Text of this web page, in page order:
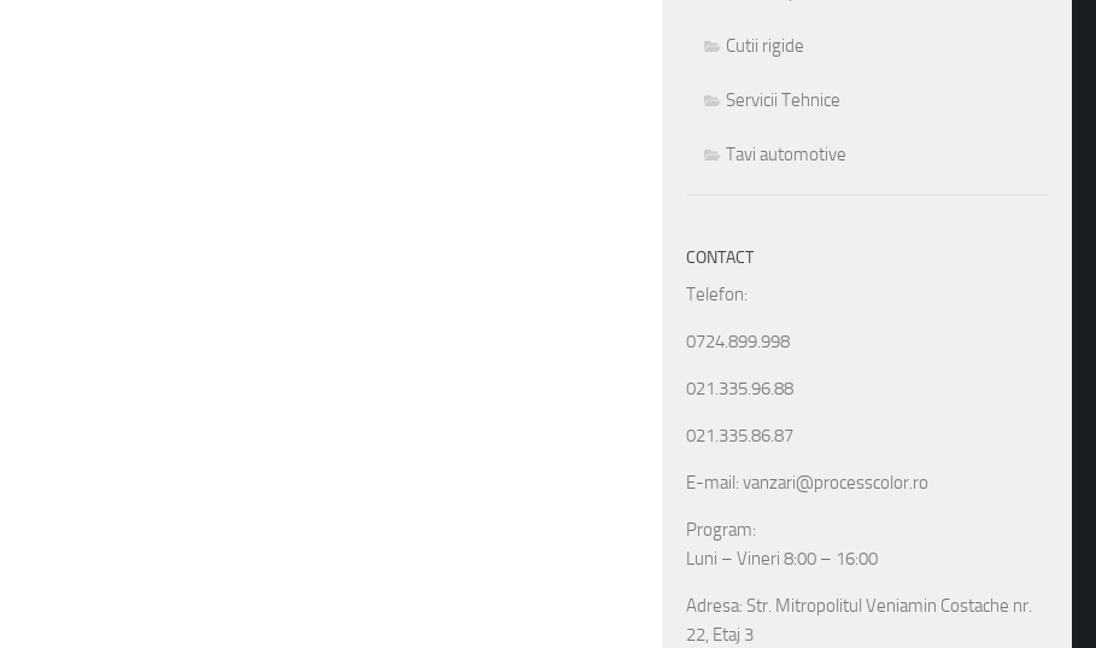
Cutii rigide
Servicii Tehnice
Tavi automotive
CONTACT
Telefon:
0724.899.998
021.335.96.88
021.335.86.87
E-mail: vanzari@processcolor.ro
Program:
Luni – Vineri 8:00 – 16:00
Adresa: Str. Mitropolitul Veniamin Costache nr.
22, Etaj 3